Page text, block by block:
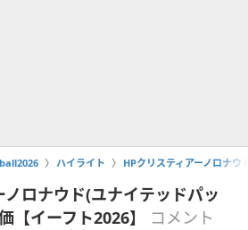
ハイライト HPクリスティアーノロナ
ノロナウド(ユナイテッドパッ
【イーフト2026】
コメント